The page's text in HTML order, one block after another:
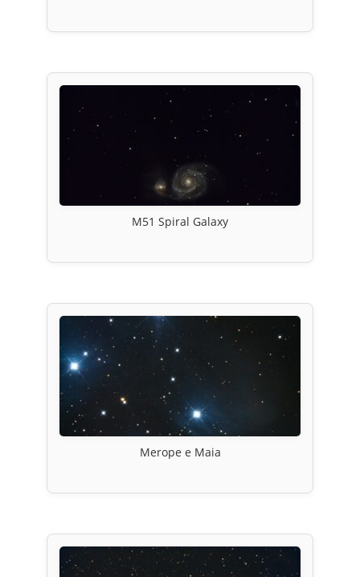
M51 Spiral Galaxy
Merope e Maia